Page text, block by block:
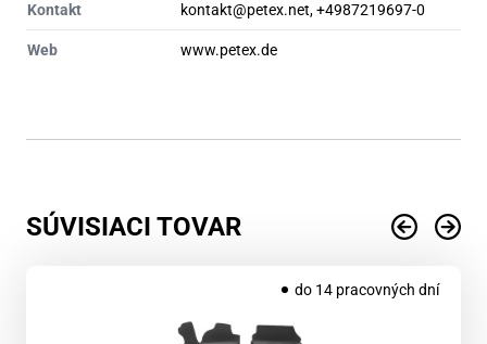
Kontakt kontakt@petex.net, +4987219697-0
Web www.petex.de
SÚVISIACI TOVAR
do 14 pracovných dní